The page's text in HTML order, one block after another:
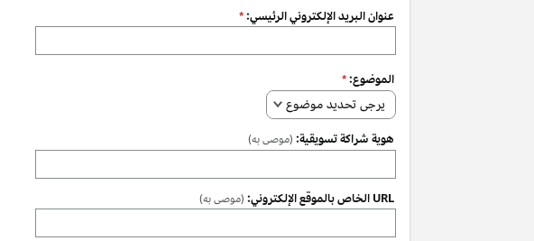
عنوان البريد الإلكتروني الرئيسي:*
الموضوع:*
يرجى تحديد موضوع
هوية شراكة تسويقية: (موصى به)
URL الخاص بالموقع الإلكتروني: (موصى به)